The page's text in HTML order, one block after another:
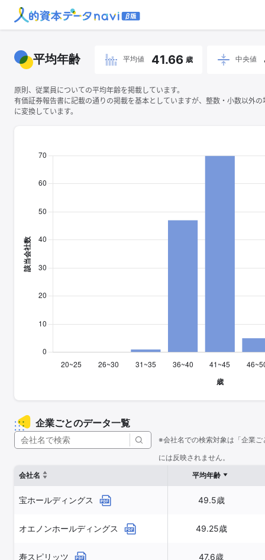
平均年齢 平均値 41.66 歳 中央値
原則、従業員についての平均年齢を掲載しています。
有価証券報告書に記載の通りの掲載を基本としていますが、整数・小数以外
に変換しています。
企業ごとのデータ一覧
※会社名での検索対象は「企業
には反映されません。
会社名
平均年齢
宝ホールディングス 49.5歳
オエノンホールディングス 49.25歳
寿スピリッツ 47.6歳